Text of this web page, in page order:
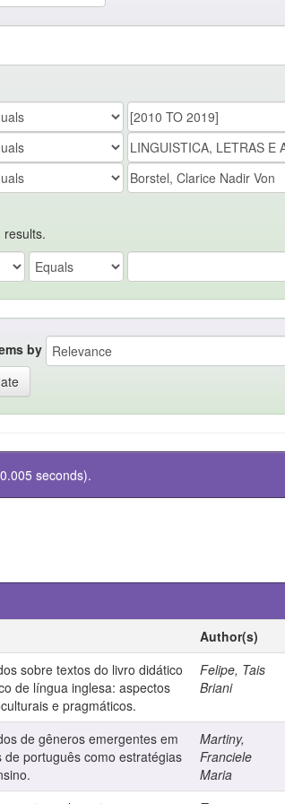
results.
by
seconds).
Author(s)
sobre textos do livro didático
de língua inglesa: aspectos
e pragmáticos.
Felipe, Tais
Briani
de gêneros emergentes em
de português como estratégias
Martiny,
Franciele
Maria